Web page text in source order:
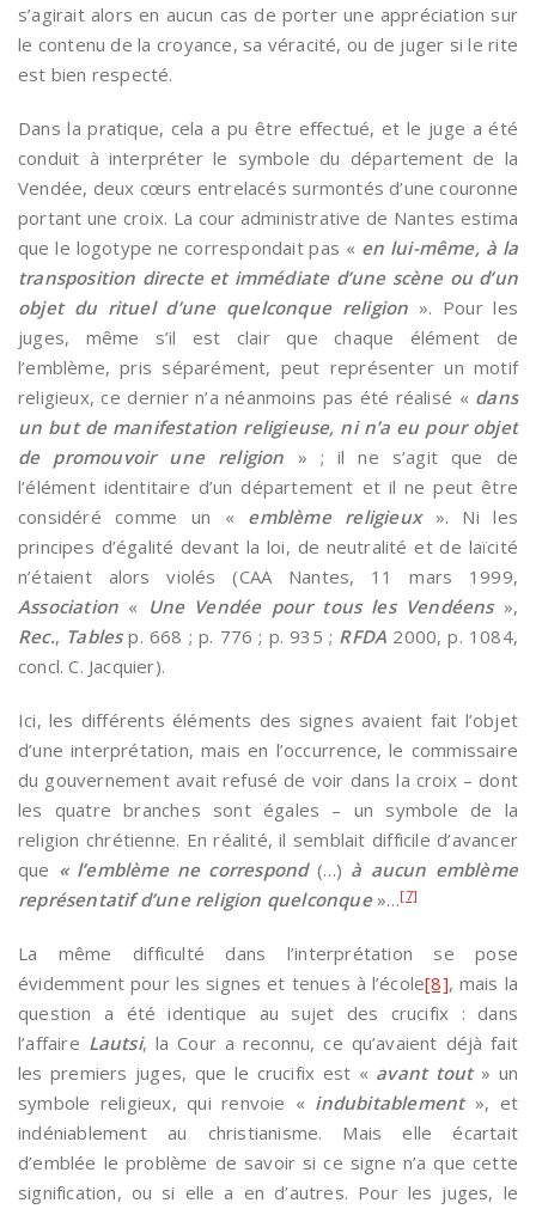
s’agirait alors en aucun cas de porter une appréciation sur
le contenu de la croyance, sa véracité, ou de juger si le rite
est bien respecté.
Dans la pratique, cela a pu être effectué, et le juge a été
conduit à interpréter le symbole du département de la
Vendée, deux cœurs entrelacés surmontés d’une couronne
portant une croix. La cour administrative de Nantes estima
que le logotype ne correspondait pas « en lui-même, à la
transposition directe et immédiate d’une scène ou d’un
objet du rituel d’une quelconque religion ». Pour les
juges, même s’il est clair que chaque élément de
l’emblème, pris séparément, peut représenter un motif
religieux, ce dernier n’a néanmoins pas été réalisé « dans
un but de manifestation religieuse, ni n’a eu pour objet
de promouvoir une religion » ; il ne s’agit que de
l’élément identitaire d’un département et il ne peut être
considéré comme un « emblème religieux». Ni les
principes d’égalité devant la loi, de neutralité et de laïcité
n’étaient alors violés (CAA Nantes, 11 mars 1999,
Association « Une Vendée pour tous les Vendéens »,
Rec., Tablesp. 668 ; p. 776 ; p. 935 ; RFDA 2000, p. 1084,
concl. C. Jacquier).
Ici, les différents éléments des signes avaient fait l’objet
d’une interprétation, mais en l’occurrence, le commissaire
du gouvernement avait refusé de voir dans la croix – dont
les quatre branches sont égales – un symbole de la
religion chrétienne. En réalité, il semblait difficile d’avancer
que « l’emblème ne correspond (…) à aucun emblème
représentatif d’une religion quelconque»…[7]
La même difficulté dans l’interprétation se pose
évidemment pour les signes et tenues à l’école[8], mais la
question a été identique au sujet des crucifix : dans
l’affaire Lautsi, la Cour a reconnu, ce qu’avaient déjà fait
les premiers juges, que le crucifix est « avant tout» un
symbole religieux, qui renvoie « indubitablement», et
indéniablement au christianisme. Mais elle écartait
d’emblée le problème de savoir si ce signe n’a que cette
signification, ou si elle a en d’autres. Pour les juges, le